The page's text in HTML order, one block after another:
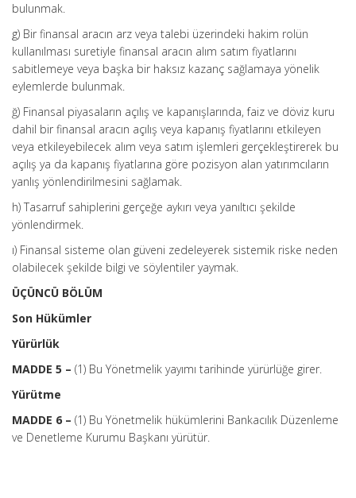
bulunmak.
g) Bir finansal aracın arz veya talebi üzerindeki hakim rolün
kullanılması suretiyle finansal aracın alım satım fiyatlarını
sabitlemeye veya başka bir haksız kazanç sağlamaya yönelik
eylemlerde bulunmak.
ğ) Finansal piyasaların açılış ve kapanışlarında, faiz ve döviz kuru
dahil bir finansal aracın açılış veya kapanış fiyatlarını etkileyen
veya etkileyebilecek alım veya satım işlemleri gerçekleştirerek bu
açılış ya da kapanış fiyatlarına göre pozisyon alan yatırımcıların
yanlış yönlendirilmesini sağlamak.
h) Tasarruf sahiplerini gerçeğe aykırı veya yanıltıcı şekilde
yönlendirmek.
ı) Finansal sisteme olan güveni zedeleyerek sistemik riske neden
olabilecek şekilde bilgi ve söylentiler yaymak.
ÜÇÜNCÜ BÖLÜM
Son Hükümler
Yürürlük
MADDE 5 – (1) Bu Yönetmelik yayımı tarihinde yürürlüğe girer.
Yürütme
MADDE 6 – (1) Bu Yönetmelik hükümlerini Bankacılık Düzenleme
ve Denetleme Kurumu Başkanı yürütür.